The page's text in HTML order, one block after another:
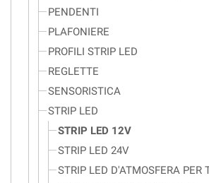
PENDENTI
PLAFONIERE
PROFILI STRIP LED
REGLETTE
SENSORISTICA
STRIP LED
STRIP LED 12V
STRIP LED 24V
STRIP LED D'ATMOSFERA PER